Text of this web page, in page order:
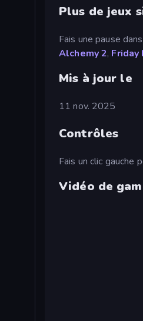
Plus de jeux
Fais une pause
Alchemy 2, Friday
Mis à jour le
11 nov. 2025
Contrôles
Fais un clic gauche
Vidéo de